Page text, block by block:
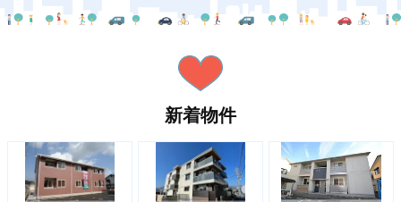
新着物件